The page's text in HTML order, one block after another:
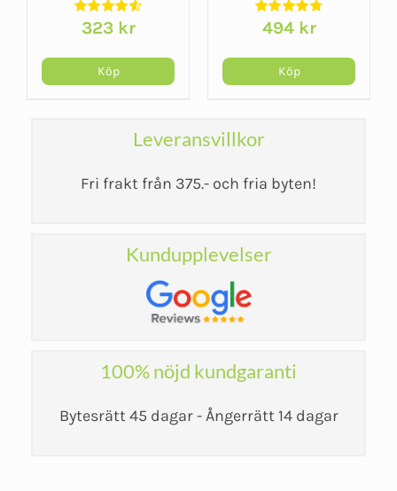
323 kr
Köp
494 kr
Köp
Leveransvillkor
Fri frakt från 375.- och fria byten!
Kundupplevelser
100% nöjd kundgaranti
Bytesrätt 45 dagar - Ångerrätt 14 dagar